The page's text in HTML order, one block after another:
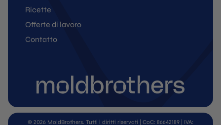
Ricette
Offerte di lavoro
Contatto
© 2026 MoldBrothers. Tutti i diritti riservati | CoC: 86642189 | IVA: